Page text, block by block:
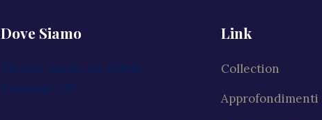
Dove Siamo
Via XXV Aprile, 59, 20040
Cambiago MI
Link
Collection
Approfondimenti